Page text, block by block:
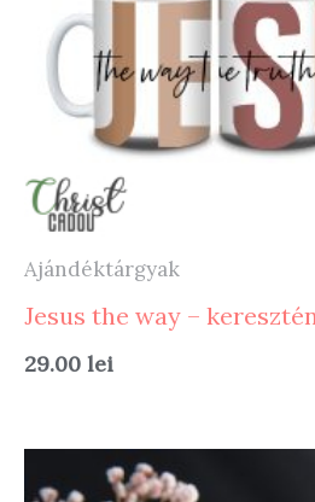
Ajándéktárgyak
Jesus the way –
29.00 lei